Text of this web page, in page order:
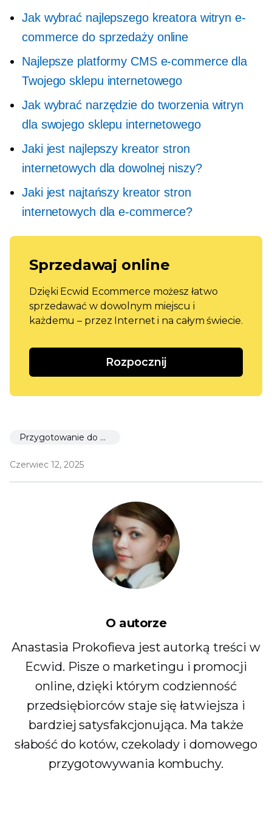
Jak wybrać najlepszego kreatora witryn e-
commerce do sprzedaży online
Najlepsze platformy CMS e-commerce dla
Twojego sklepu internetowego
Jak wybrać narzędzie do tworzenia witryn
dla swojego sklepu internetowego
Jaki jest najlepszy kreator stron
internetowych dla dowolnej niszy?
Jaki jest najtańszy kreator stron
internetowych dla e-commerce?
Sprzedawaj online
Dzięki Ecwid Ecommerce możesz łatwo
sprzedawać w dowolnym miejscu i
każdemu – przez Internet i na całym świecie.
Rozpocznij
Przygotowanie do uruchomienia
Czerwiec 12, 2025
O autorze
Anastasia Prokofieva jest autorką treści w
Ecwid. Pisze o marketingu i promocji
online, dzięki którym codzienność
przedsiębiorców staje się łatwiejsza i
bardziej satysfakcjonująca. Ma także
słabość do kotów, czekolady i domowego
przygotowywania kombuchy.